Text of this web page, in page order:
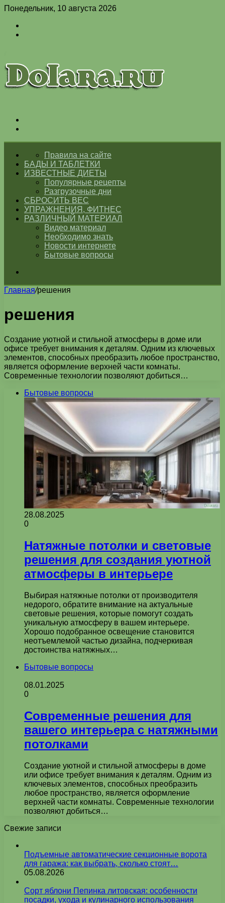
Понедельник, 10 августа 2026
ГЛАВНАЯПравила на сайте
БАДЫ И ТАБЛЕТКИ
ИЗВЕСТНЫЕ ДИЕТЫ
Популярные рецепты
Разгрузочные дни
СБРОСИТЬ ВЕС
УПРАЖНЕНИЯ, ФИТНЕС
РАЗЛИЧНЫЙ МАТЕРИАЛ
Видео материал
Необходимо знать
Новости интернете
Бытовые вопросы
Главная/решения
решения
Создание уютной и стильной атмосферы в доме или
офисе требует внимания к деталям. Одним из ключевых
элементов, способных преобразить любое пространство,
является оформление верхней части комнаты.
Современные технологии позволяют добиться…
Бытовые вопросы
28.08.2025
0
Натяжные потолки и световые
решения для создания уютной
атмосферы в интерьере
Выбирая натяжные потолки от производителя
недорого, обратите внимание на актуальные
световые решения, которые помогут создать
уникальную атмосферу в вашем интерьере.
Хорошо подобранное освещение становится
неотъемлемой частью дизайна, подчеркивая
достоинства натяжных…
Бытовые вопросы
08.01.2025
0
Современные решения для
вашего интерьера с натяжными
потолками
Создание уютной и стильной атмосферы в доме
или офисе требует внимания к деталям. Одним из
ключевых элементов, способных преобразить
любое пространство, является оформление
верхней части комнаты. Современные технологии
позволяют добиться…
Свежие записи
Подъемные автоматические секционные ворота
для гаража: как выбрать, сколько стоят…
05.08.2026
Сорт яблони Пепинка литовская: особенности
посадки, ухода и кулинарного использования